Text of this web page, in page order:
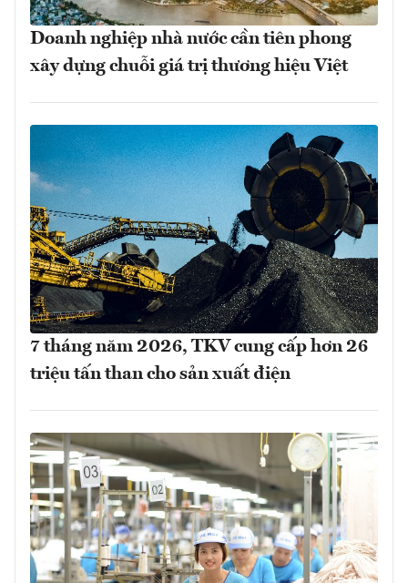
Doanh nghiệp nhà nước cần tiên phong
xây dựng chuỗi giá trị thương hiệu Việt
7 tháng năm 2026, TKV cung cấp hơn 26
triệu tấn than cho sản xuất điện